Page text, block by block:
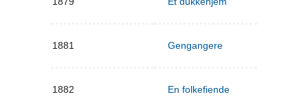
1881 Gengangere
1882 En folkefiende